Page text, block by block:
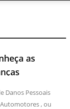
as
Danos Pessoais
, ou